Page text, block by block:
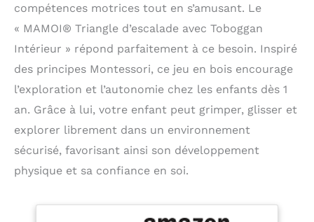
compétences motrices tout en s’amusant. Le
« MAMOI® Triangle d’escalade avec Toboggan
Intérieur » répond parfaitement à ce besoin. Inspiré
des principes Montessori, ce jeu en bois encourage
l’exploration et l’autonomie chez les enfants dès 1
an. Grâce à lui, votre enfant peut grimper, glisser et
explorer librement dans un environnement
sécurisé, favorisant ainsi son développement
physique et sa confiance en soi.